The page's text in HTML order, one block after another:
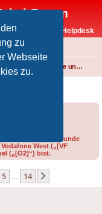
zu
Webseite
zu.
Forum
Vodafone-Kabel-Helpdesk
Produkte, Verträge und Allgemeines
an, ob du Kunde
West („[VF
(„[O2]“) bist.
5 14